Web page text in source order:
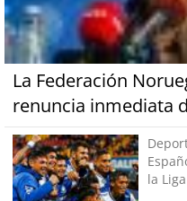
La Federación
renuncia inmediata
Española
la